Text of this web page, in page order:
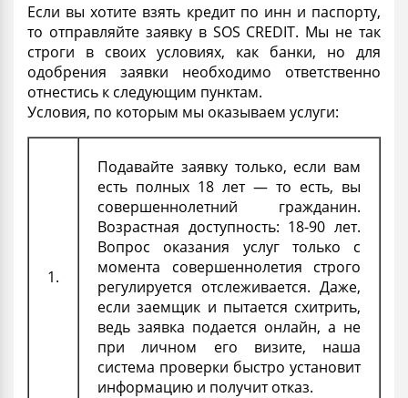
Если вы хотите взять кредит по инн и паспорту,
то отправляйте заявку в SOS CREDIT. Мы не так
строги в своих условиях, как банки, но для
одобрения заявки необходимо ответственно
отнестись к следующим пунктам.
Условия, по которым мы оказываем услуги:
1.
Подавайте заявку только, если вам
есть полных 18 лет — то есть, вы
совершеннолетний гражданин.
Возрастная доступность: 18-90 лет.
Вопрос оказания услуг только с
момента совершеннолетия строго
регулируется отслеживается. Даже,
если заемщик и пытается схитрить,
ведь заявка подается онлайн, а не
при личном его визите, наша
система проверки быстро установит
информацию и получитотказ.